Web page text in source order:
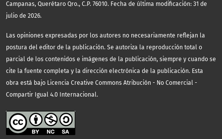
Campanas, Querétaro Qro., C.P. 76010. Fecha de última modificación: 31 de
julio de 2026.
Las opiniones expresadas por los autores no necesariamente reflejan la
postura del editor de la publicación. Se autoriza la reproducción total o
parcial de los contenidos e imágenes de la publicación, siempre y cuando se
cite la fuente completa y la dirección electrónica de la publicación. Esta
obra está bajo Licencia Creative Commons Atribución - No Comercial -
Compartir Igual 4.0 Internacional.